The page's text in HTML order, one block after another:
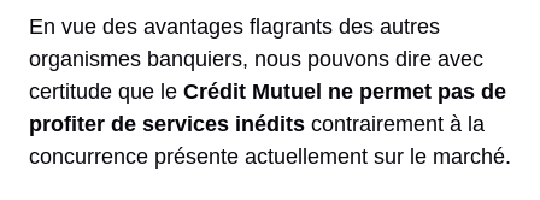
En vue des avantages flagrants des autres
organismes banquiers, nous pouvons dire avec
certitude que le Crédit Mutuel ne permet pas de
profiter de services inédits contrairement à la
concurrence présente actuellement sur le marché.